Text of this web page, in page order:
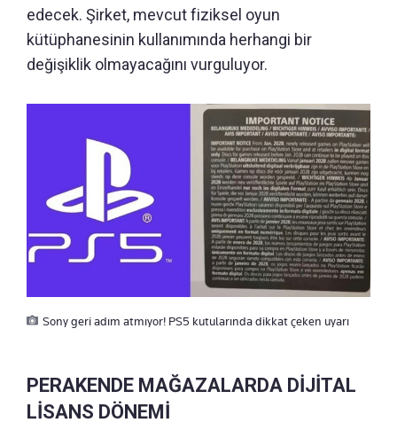
edecek. Şirket, mevcut fiziksel oyun
kütüphanesinin kullanımında herhangi bir
değişiklik olmayacağını vurguluyor.
Sony geri adım atmıyor! PS5 kutularında dikkat çeken uyarı
PERAKENDE MAĞAZALARDA DİJİTAL
LİSANS DÖNEMİ